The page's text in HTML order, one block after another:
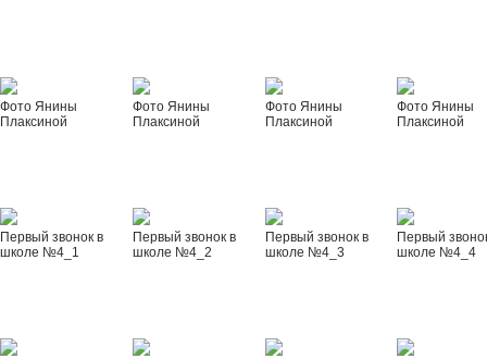
Фото Янины
Плаксиной
Фото Янины
Плаксиной
Фото Янины
Плаксиной
Фото Янины
Плаксиной
Первый звонок в
школе №4_1
Первый звонок в
школе №4_2
Первый звонок в
школе №4_3
Первый
школе №4_4